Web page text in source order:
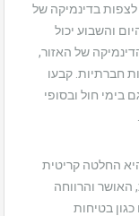
לצפות בדינמיקה של
והשבוע יכול
של האזור,
חברתיות. קבעו
בימי חול ובסופי
החלטה קריטית
והרווחה
בטיחות